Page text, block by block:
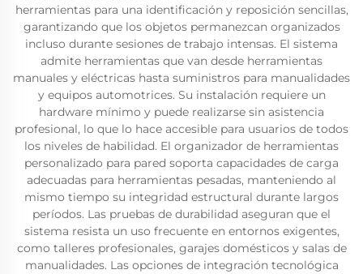
herramientas para una identificación y reposición sencillas,
garantizando que los objetos permanezcan organizados
incluso durante sesiones de trabajo intensas. El sistema
admite herramientas que van desde herramientas
manuales y eléctricas hasta suministros para manualidades
y equipos automotrices. Su instalación requiere un
hardware mínimo y puede realizarse sin asistencia
profesional, lo que lo hace accesible para usuarios de todos
los niveles de habilidad. El organizador de herramientas
personalizado para pared soporta capacidades de carga
adecuadas para herramientas pesadas, manteniendo al
mismo tiempo su integridad estructural durante largos
períodos. Las pruebas de durabilidad aseguran que el
sistema resista un uso frecuente en entornos exigentes,
como talleres profesionales, garajes domésticos y salas de
manualidades. Las opciones de integración tecnológica